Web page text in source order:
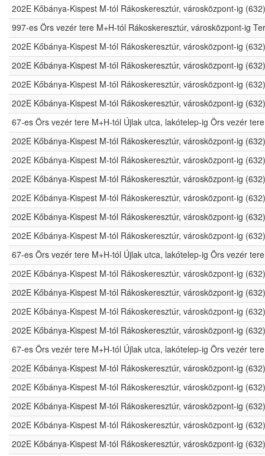
202E Kőbánya-Kispest M-tól Rákoskeresztúr, városközpont-ig (632)
997-es Örs vezér tere M+H-tól Rákoskeresztúr, városközpont-ig
202E Kőbánya-Kispest M-tól Rákoskeresztúr, városközpont-ig (632)
202E Kőbánya-Kispest M-tól Rákoskeresztúr, városközpont-ig (632)
202E Kőbánya-Kispest M-tól Rákoskeresztúr, városközpont-ig (632)
202E Kőbánya-Kispest M-tól Rákoskeresztúr, városközpont-ig (632)
67-es Örs vezér tere M+H-tól Újlak utca, lakótelep-ig Örs vezér
202E Kőbánya-Kispest M-tól Rákoskeresztúr, városközpont-ig (632)
202E Kőbánya-Kispest M-tól Rákoskeresztúr, városközpont-ig (632)
202E Kőbánya-Kispest M-tól Rákoskeresztúr, városközpont-ig (632)
202E Kőbánya-Kispest M-tól Rákoskeresztúr, városközpont-ig (632)
202E Kőbánya-Kispest M-tól Rákoskeresztúr, városközpont-ig (632)
202E Kőbánya-Kispest M-tól Rákoskeresztúr, városközpont-ig (632)
67-es Örs vezér tere M+H-tól Újlak utca, lakótelep-ig Örs vezér
202E Kőbánya-Kispest M-tól Rákoskeresztúr, városközpont-ig (632)
202E Kőbánya-Kispest M-tól Rákoskeresztúr, városközpont-ig (632)
202E Kőbánya-Kispest M-tól Rákoskeresztúr, városközpont-ig (632)
202E Kőbánya-Kispest M-tól Rákoskeresztúr, városközpont-ig (632)
67-es Örs vezér tere M+H-tól Újlak utca, lakótelep-ig Örs vezér
202E Kőbánya-Kispest M-tól Rákoskeresztúr, városközpont-ig (632)
202E Kőbánya-Kispest M-tól Rákoskeresztúr, városközpont-ig (632)
202E Kőbánya-Kispest M-tól Rákoskeresztúr, városközpont-ig (632)
202E Kőbánya-Kispest M-tól Rákoskeresztúr, városközpont-ig (632)
202E Kőbánya-Kispest M-tól Rákoskeresztúr, városközpont-ig (632)